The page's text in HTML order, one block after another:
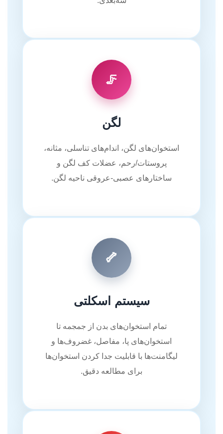
🦵
لگن
استخوان‌های لگن، اندام‌های تناسلی، مثانه،
پروستات/رحم، عضلات کف لگن و
ساختارهای عصبی-عروقی ناحیه لگن.
🦴
سیستم اسکلتی
تمام استخوان‌های بدن از جمجمه تا
استخوان‌های پا، مفاصل، غضروف‌ها و
لیگامنت‌ها با قابلیت جدا کردن استخوان‌ها
برای مطالعه دقیق.